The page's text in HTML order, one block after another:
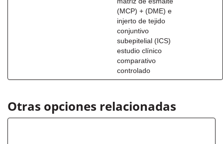
(MCP) + (DME) e
injerto de tejido
conjuntivo
subepitelial (ICS)
estudio clínico
comparativo
controlado
Otras opciones relacionadas